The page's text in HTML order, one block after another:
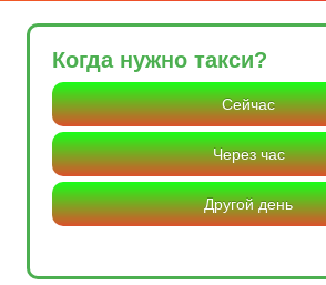
Когда нужно такси?
Сейчас
Через час
Другой день